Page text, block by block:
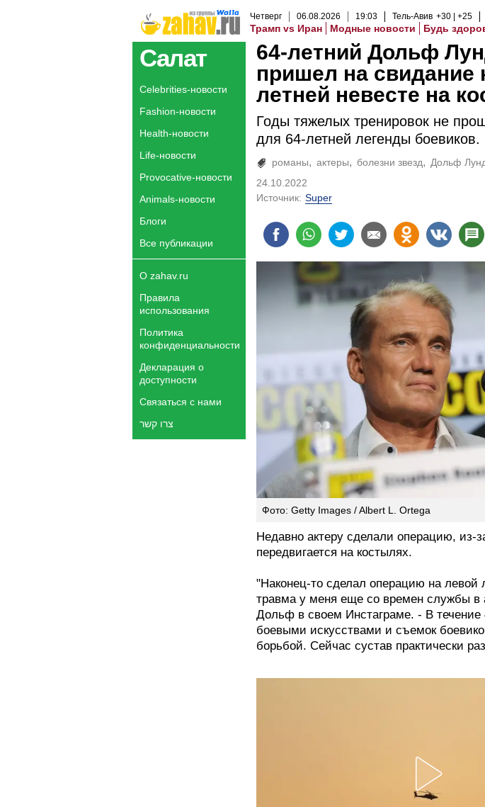
Четверг 06.08.2026 19:03 Тель-Авив +30 +25
Трамп vs Иран Модные новости Будь
Салат
Celebrities-новости
Fashion-новости
Health-новости
Life-новости
Provocative-новости
Animals-новости
Блоги
Все публикации
О zahav.ru
Правила
использования
Политика
конфиденциальности
Декларация о
доступности
Связаться с нами
צרו קשר
64-летний Дольф
пришел на свидание
летней невесте на
Годы тяжелых тренировок не
для 64-летней легенды боевиков.
романы актеры болезни звезд
Дольф
24.10.2022
Источник: Super
Фото: Getty Images / Albert L. Ortega
Недавно актеру сделали операцию, из-
передвигается на костылях.
"Наконец-то сделал операцию на левой
травма у меня еще со времен службы в
Дольф в своем Инстаграме. - В течение
боевыми искусствами и съемок
борьбой. Сейчас сустав практически